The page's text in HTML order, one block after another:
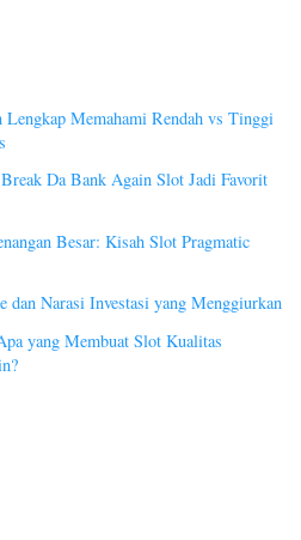
Memahami Rendah vs Tinggi
Da Bank Again Slot Jadi Favorit
Besar: Kisah Slot Pragmatic
Narasi Investasi yang Menggiurkan
yang Membuat Slot Kualitas